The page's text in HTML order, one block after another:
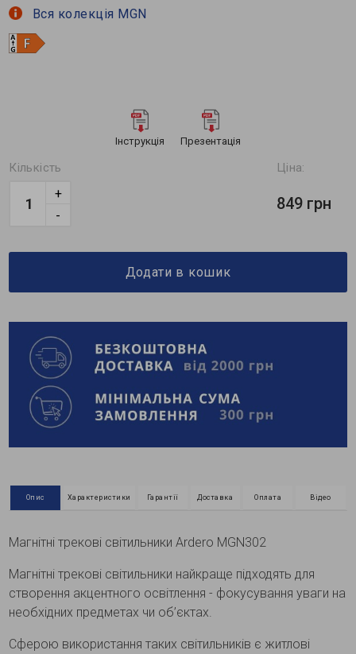
Вся колекція MGN
Інструкція Презентація
Кількість
-
+
Ціна:
849 грн
Додати в кошик
Опис Характеристики Гарантії Доставка Оплата Відео
Магнітні трекові світильники Ardero MGN302
Магнітні трекові світильники найкраще підходять для
створення акцентного освітлення - фокусування уваги на
необхідних предметах чи об’єктах.
Сферою використання таких світильників є житлові